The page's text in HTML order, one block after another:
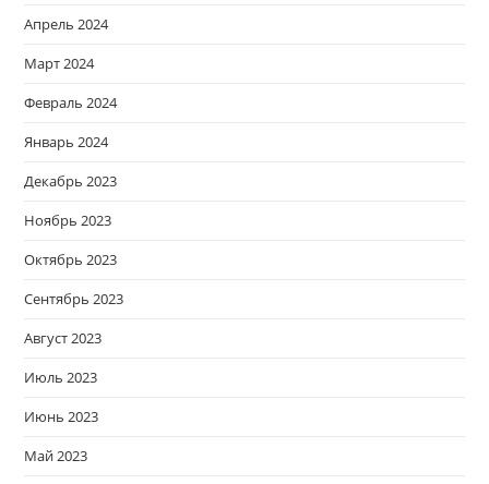
Апрель 2024
Март 2024
Февраль 2024
Январь 2024
Декабрь 2023
Ноябрь 2023
Октябрь 2023
Сентябрь 2023
Август 2023
Июль 2023
Июнь 2023
Май 2023